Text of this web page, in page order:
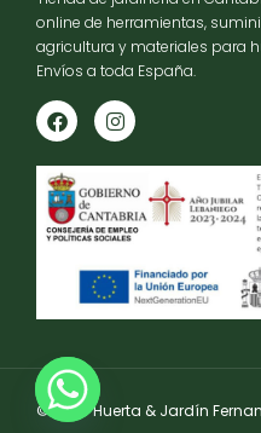
online de herramientas,
agricultura y materiales para
Envíos a toda España.
© 2025 Huerta & Jardín